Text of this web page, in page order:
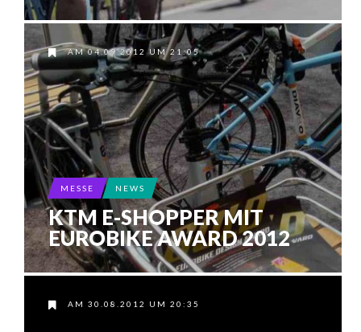
AM 04.09.2012 UM 21:05
MESSE NEWS
KTM E-SHOPPER MIT
EUROBIKE AWARD 2012
AM 30.08.2012 UM 20:35